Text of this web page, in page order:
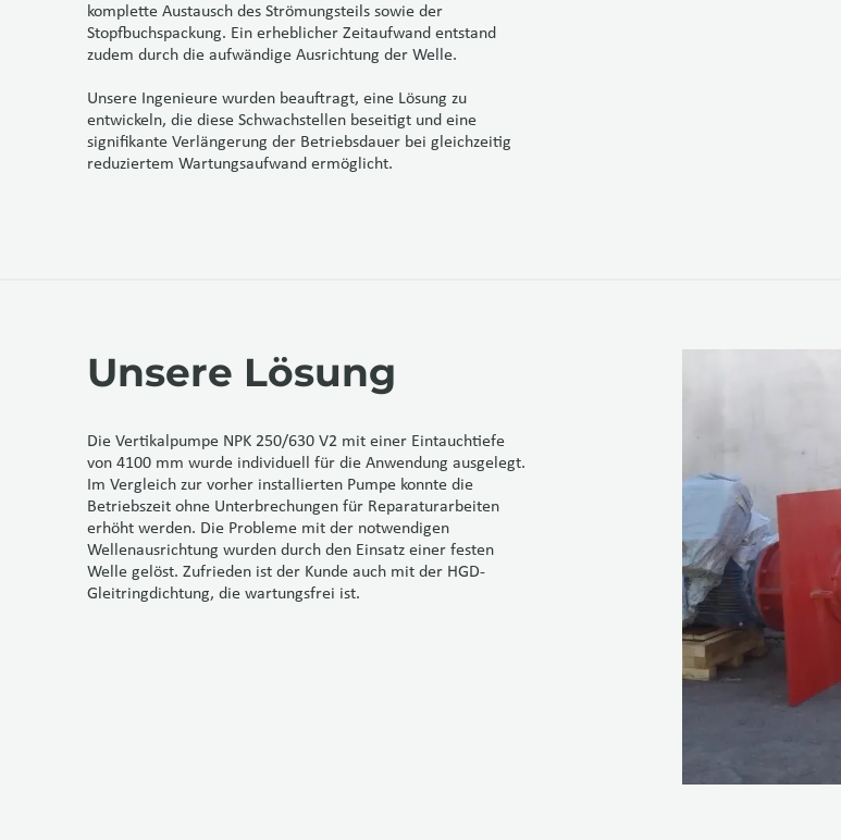
komplette Austausch des Strömungsteils sowie der
Stopfbuchspackung. Ein erheblicher Zeitaufwand entstand
zudem durch die aufwändige Ausrichtung der Welle.
Unsere Ingenieure wurden beauftragt, eine Lösung zu
entwickeln, die diese Schwachstellen beseitigt und eine
signifikante Verlängerung der Betriebsdauer bei gleichzeitig
reduziertem Wartungsaufwand ermöglicht.
Unsere Lösung
Die Vertikalpumpe NPK 250/630 V2 mit einer Eintauchtiefe
von 4100 mm wurde individuell für die Anwendung ausgelegt.
Im Vergleich zur vorher installierten Pumpe konnte die
Betriebszeit ohne Unterbrechungen für Reparaturarbeiten
erhöht werden. Die Probleme mit der notwendigen
Wellenausrichtung wurden durch den Einsatz einer festen
Welle gelöst. Zufrieden ist der Kunde auch mit der HGD-
Gleitringdichtung, die wartungsfrei ist.